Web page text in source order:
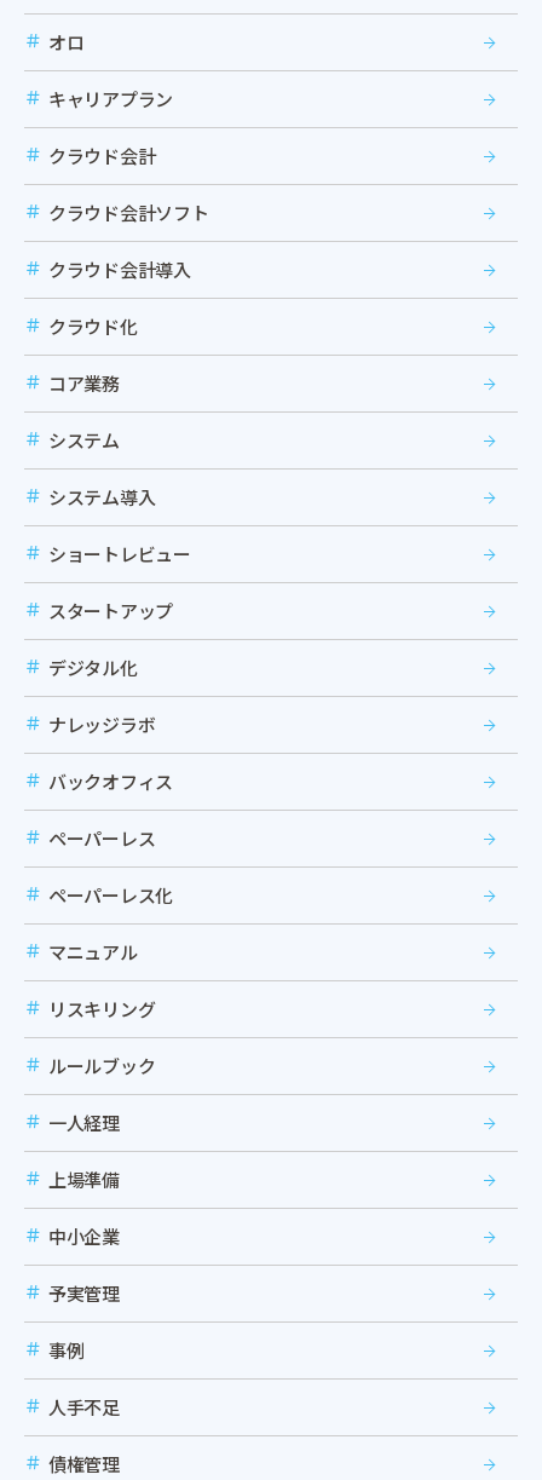
オロ
キャリアプラン
クラウド会計
クラウド会計ソフト
クラウド会計導入
クラウド化
コア業務
システム
システム導入
ショートレビュー
スタートアップ
デジタル化
ナレッジラボ
バックオフィス
ペーパーレス
ペーパーレス化
マニュアル
リスキリング
ルールブック
一人経理
上場準備
中小企業
予実管理
事例
人手不足
債権管理